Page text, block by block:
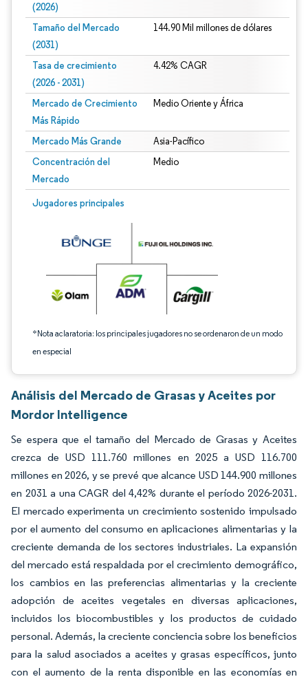
(2026)
Tamaño del Mercado
(2031)
144.90 Mil millones de dólares
Tasa de crecimiento
(2026 - 2031)
4.42% CAGR
Mercado de Crecimiento
Más Rápido
Medio Oriente y África
Mercado Más Grande Asia-Pacífico
Concentración del
Mercado
Medio
Jugadores principales
*Nota aclaratoria: los principales jugadores no se ordenaron de un modo
en especial
Imagen © Mordor Intelligence. El uso requiere atribución según CC BY 4.0.
Análisis del Mercado de Grasas y Aceites por
Mordor Intelligence
Se espera que el tamaño del Mercado de Grasas y Aceites
crezca de USD 111.760 millones en 2025 a USD 116.700
millones en 2026, y se prevé que alcance USD 144.900 millones
en 2031 a una CAGR del 4,42% durante el período 2026-2031.
El mercado experimenta un crecimiento sostenido impulsado
por el aumento del consumo en aplicaciones alimentarias y la
creciente demanda de los sectores industriales. La expansión
del mercado está respaldada por el crecimiento demográfico,
los cambios en las preferencias alimentarias y la creciente
adopción de aceites vegetales en diversas aplicaciones,
incluidos los biocombustibles y los productos de cuidado
personal. Además, la creciente conciencia sobre los beneficios
para la salud asociados a aceites y grasas específicos, junto
con el aumento de la renta disponible en las economías en